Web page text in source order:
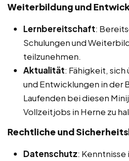
Weiterbildung und
Lernbereitschaft:
Schulungen und
teilzunehmen.
Aktualität: Fähigkeit, sich
und Entwicklungen in der
Laufenden bei diesen
Vollzeitjobs in Herne zu
Rechtliche und
Datenschutz: